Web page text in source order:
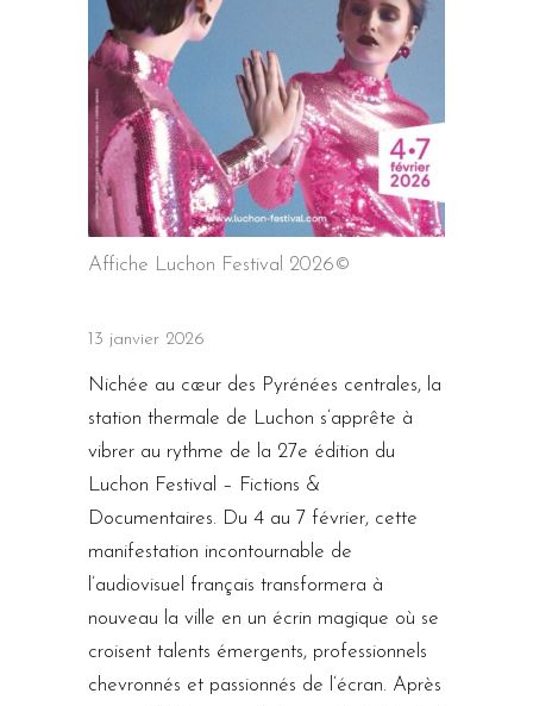
Affiche Luchon Festival 2026©
13 janvier 2026
Nichée au cœur des Pyrénées centrales, la
station thermale de Luchon s’apprête à
vibrer au rythme de la 27e édition du
Luchon Festival – Fictions &
Documentaires. Du 4 au 7 février, cette
manifestation incontournable de
l’audiovisuel français transformera à
nouveau la ville en un écrin magique où se
croisent talents émergents, professionnels
chevronnés et passionnés de l’écran. Après